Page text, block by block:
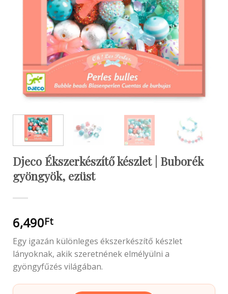
Djeco Ékszerkészítő készlet | Buborék
gyöngyök, ezüst
6,490Ft
Egy igazán különleges ékszerkészítő készlet
lányoknak, akik szeretnének elmélyülni a
gyöngyfűzés világában.